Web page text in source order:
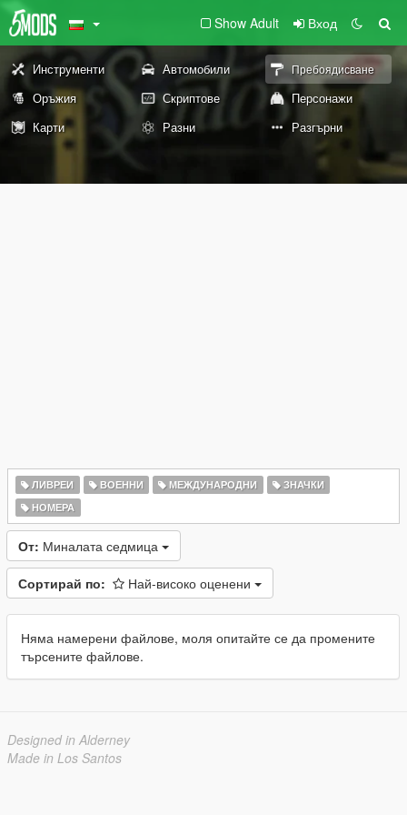
Show Adult Вход
Инструменти Автомобили Пребоядисване
Оръжия Скриптове
Персонажи
Карти
Разни Разгърни
ЛИВРЕИ ВОЕННИ МЕЖДУНАРОДНИ
ЗНАЧКИ
НОМЕРА
От: Миналата седмица
Сортирай по: Най-високо оценени
Няма намерени файлове, моля опитайте се да промените
търсените файлове.
Designed in Alderney
Made in Los Santos